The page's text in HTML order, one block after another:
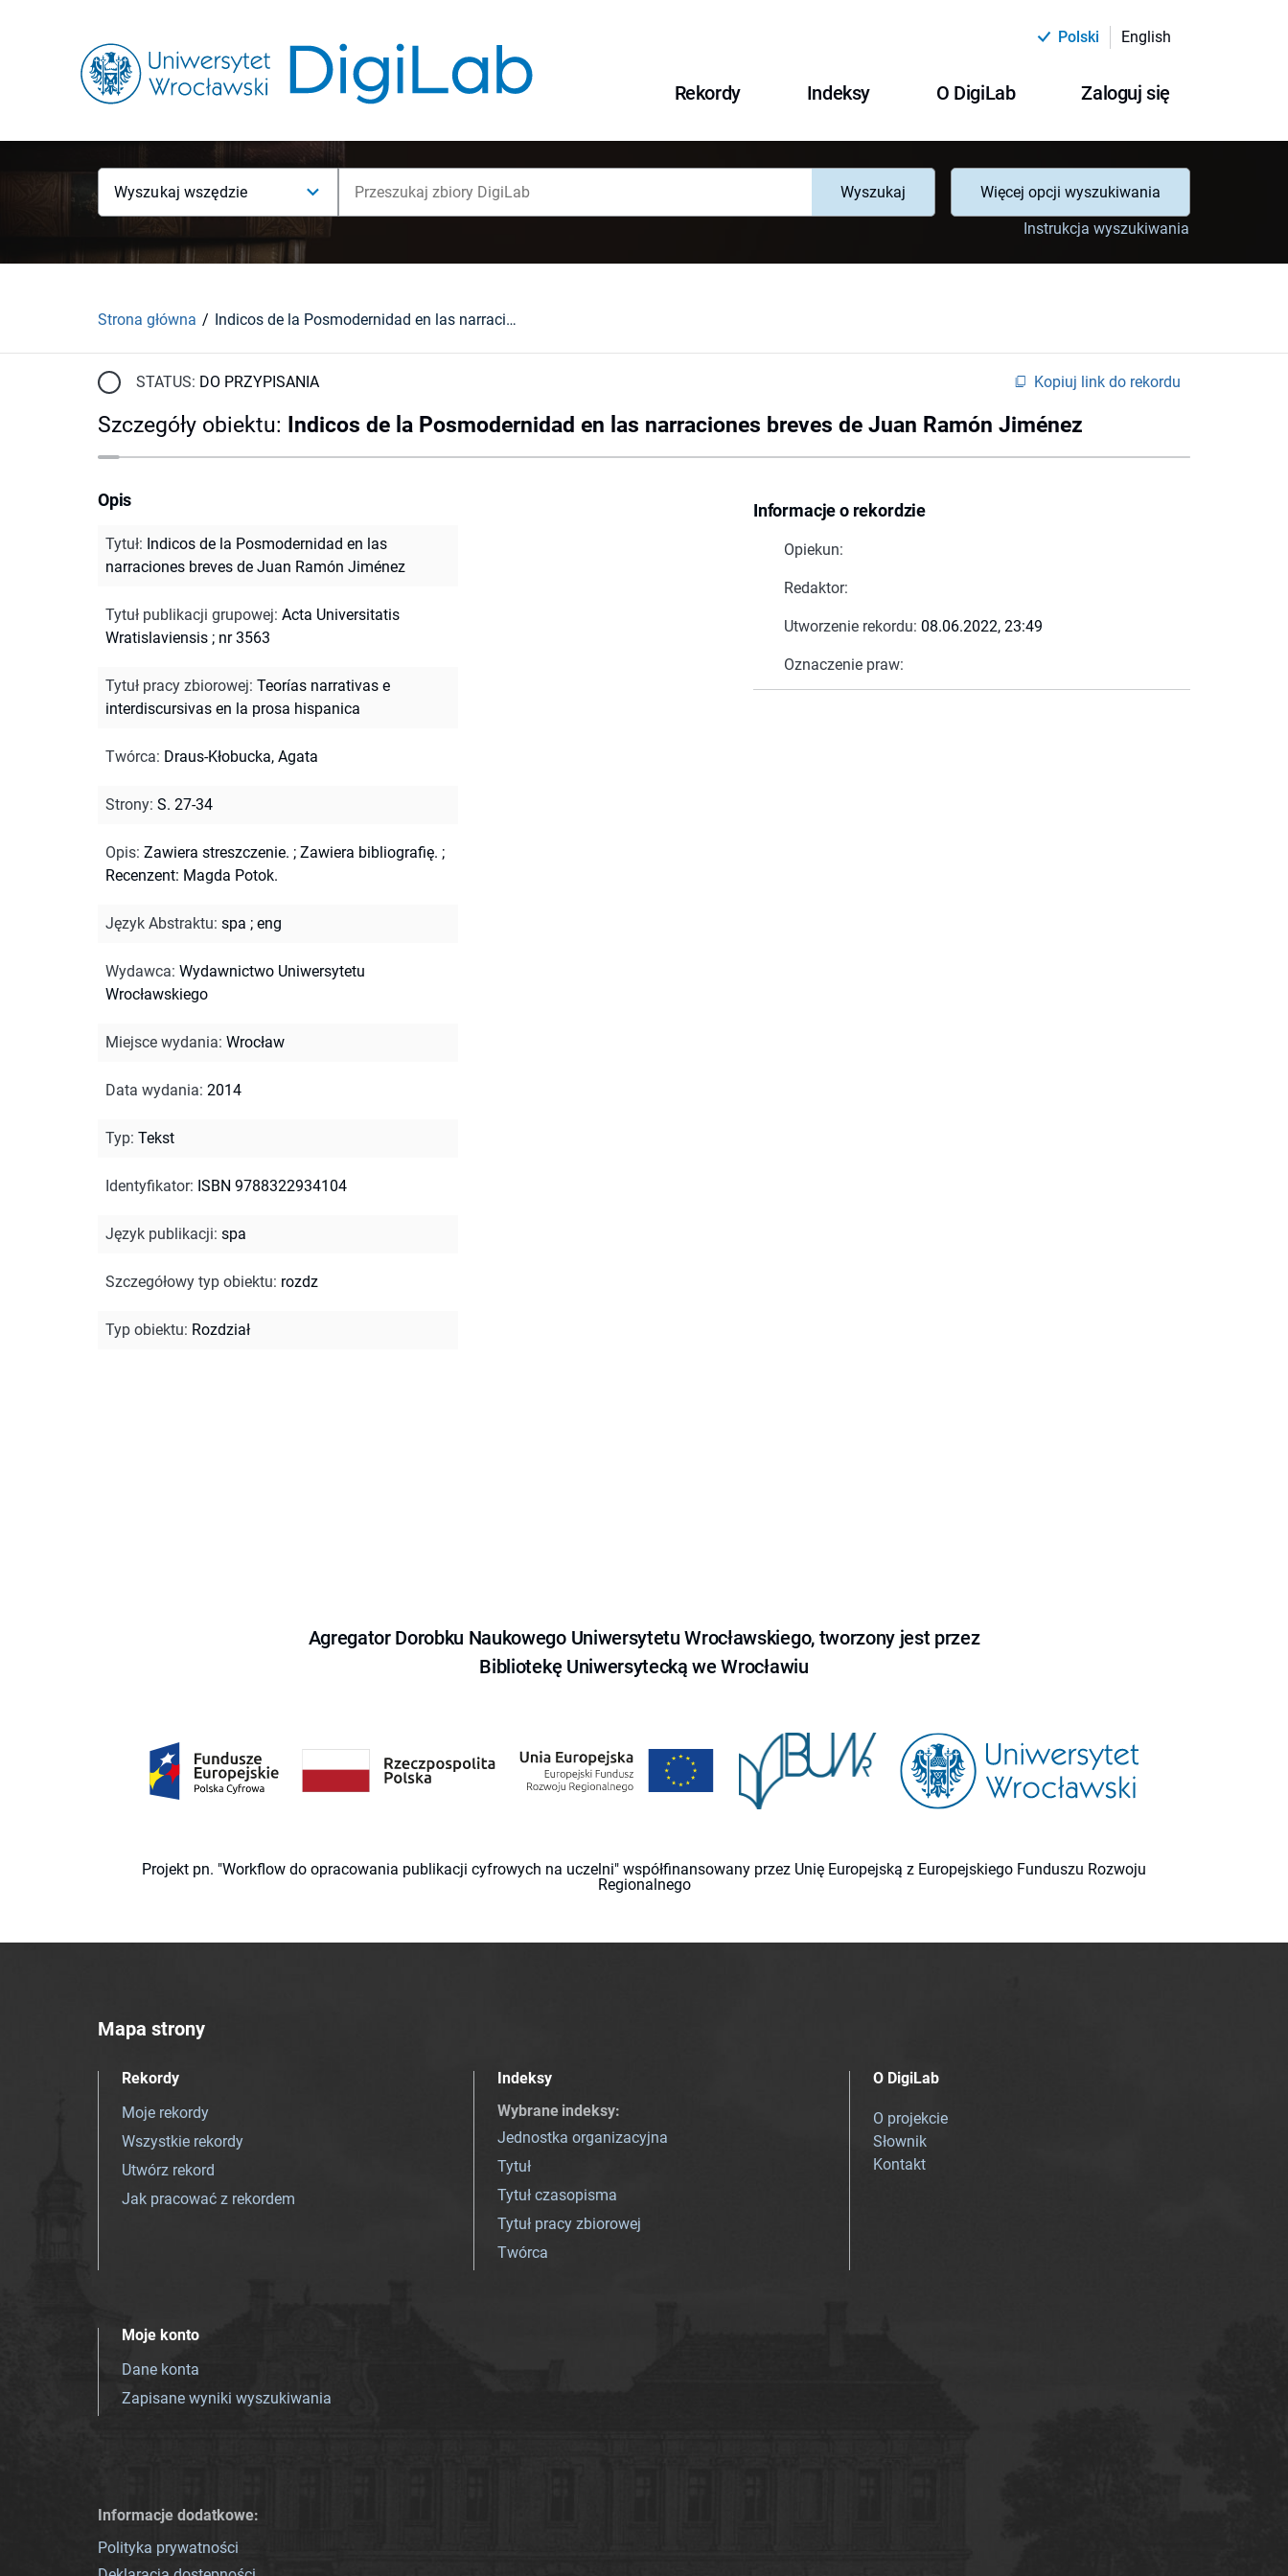
Polski English
Rekordy Indeksy O DigiLab Zaloguj się
Wyszukaj wszędzie Wyszukaj
Więcej opcji wyszukiwania
Instrukcja wyszukiwania
Strona główna Indicos de la Posmodernidad en las narraciones breves de Juan Ramón Jiménez
STATUS: DO PRZYPISANIA Kopiuj link do rekordu
Szczegóły obiektu: Indicos de la Posmodernidad en las narraciones breves de Juan Ramón Jiménez
Informacje o rekordzie
Opiekun:
Redaktor:
Utworzenie rekordu: 08.06.2022, 23:49
Oznaczenie praw:
Opis
Tytuł: Indicos de la Posmodernidad en las
narraciones breves de Juan Ramón Jiménez
Tytuł publikacji grupowej: Acta Universitatis
Wratislaviensis ; nr 3563
Tytuł pracy zbiorowej: Teorías narrativas e
interdiscursivas en la prosa hispanica
Twórca: Draus-Kłobucka, Agata
Strony: S. 27-34
Opis: Zawiera streszczenie. ; Zawiera bibliografię. ;
Recenzent: Magda Potok.
Język Abstraktu: spa ; eng
Wydawca: Wydawnictwo Uniwersytetu
Wrocławskiego
Miejsce wydania: Wrocław
Data wydania: 2014
Typ: Tekst
Identyfikator: ISBN 9788322934104
Język publikacji: spa
Szczegółowy typ obiektu: rozdz
Typ obiektu: Rozdział
Agregator Dorobku Naukowego Uniwersytetu Wrocławskiego, tworzony jest przez
Bibliotekę Uniwersytecką we Wrocławiu
Projekt pn. "Workflow do opracowania publikacji cyfrowych na uczelni" współfinansowany przez Unię Europejską z Europejskiego Funduszu Rozwoju
Regionalnego
Mapa strony
Rekordy
Moje rekordy
Wszystkie rekordy
Utwórz rekord
Jak pracować z rekordem
Indeksy
Wybrane indeksy:
Jednostka organizacyjna
Tytuł
Tytuł czasopisma
Tytuł pracy zbiorowej
Twórca
O DigiLab
O projekcie
Słownik
Kontakt
Moje konto
Dane konta
Zapisane wyniki wyszukiwania
Informacje dodatkowe:
Polityka prywatności